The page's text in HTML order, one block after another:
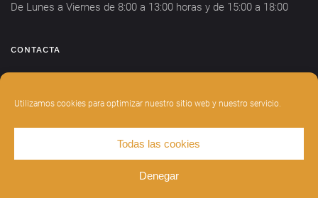
Utilizamos cookies para optimizar nuestro sitio web y nuestro servicio.
Todas las cookies
Denegar
De Lunes a Viernes de 8:00 a 13:00 horas y de 15:00 a 18:00
CONTACTA
POLÍTICA DE PRIVACIDAD